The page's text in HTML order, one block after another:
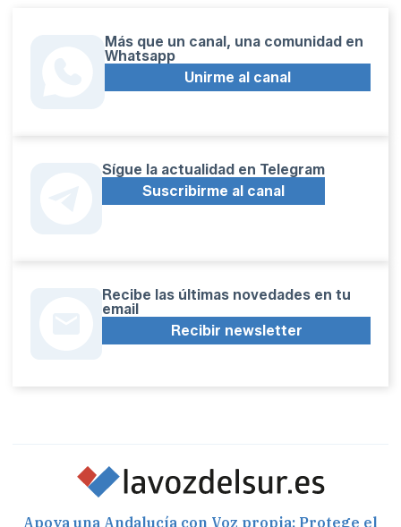
Más que un canal, una comunidad en
Whatsapp
Unirme al canal
Sígue la actualidad en Telegram
Suscribirme al canal
Recibe las últimas novedades en tu
email
Recibir newsletter
Apoya una Andalucía con Voz propia; Protege el